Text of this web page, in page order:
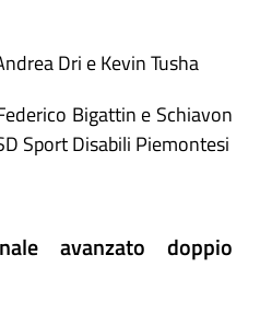
Dri e Kevin Tusha
Bigattin e Schiavon
Sport Disabili Piemontesi
avanzato doppio